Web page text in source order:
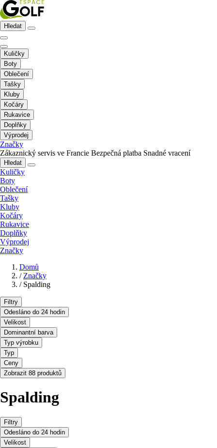
Hledat
Kuličky
Boty
Oblečení
Tašky
Kluby
Kočáry
Rukavice
Doplňky
Výprodej
Značky
Zákaznický servis ve Francie Bezpečná platba Snadné vracení
Hledat
Kuličky
Boty
Oblečení
Tašky
Kluby
Kočáry
Rukavice
Doplňky
Výprodej
Značky
Domů
/ Značky
/ Spalding
Filtry
Odesláno do 24 hodin
Velikost
Dominantní barva
Typ výrobku
Typ
Ceny
Zobrazit 88 produktů
Spalding
Filtry
Odesláno do 24 hodin
Velikost